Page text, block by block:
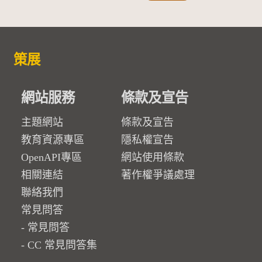
策展
網站服務
主題網站
教育資源專區
OpenAPI專區
相關連結
聯絡我們
常見問答
常見問答
CC 常見問答集
條款及宣告
條款及宣告
隱私權宣告
網站使用條款
著作權爭議處理